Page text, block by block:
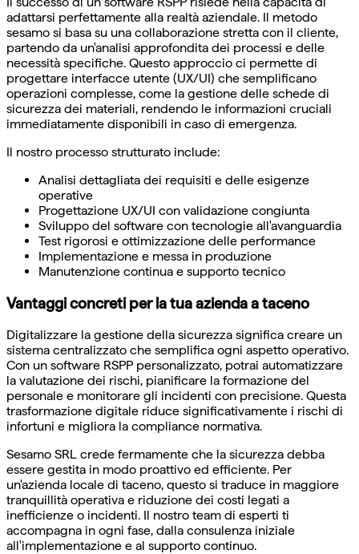
adattarsi perfettamente alla realtà aziendale. Il metodo
sesamo si basa su una collaborazione stretta con il cliente,
partendo da un'analisi approfondita dei processi e delle
necessità specifiche. Questo approccio ci permette di
progettare interfacce utente (UX/UI) che semplificano
operazioni complesse, come la gestione delle schede di
sicurezza dei materiali, rendendo le informazioni cruciali
immediatamente disponibili in caso di emergenza.
Il nostro processo strutturato include:
Analisi dettagliata dei requisiti e delle esigenze
operative
Progettazione UX/UI con validazione congiunta
Sviluppo del software con tecnologie all'avanguardia
Test rigorosi e ottimizzazione delle performance
Implementazione e messa in produzione
Manutenzione continua e supporto tecnico
Vantaggi concreti per la tua azienda a taceno
Digitalizzare la gestione della sicurezza significa creare un
sistema centralizzato che semplifica ogni aspetto operativo.
Con un software RSPP personalizzato, potrai automatizzare
la valutazione dei rischi, pianificare la formazione del
personale e monitorare gli incidenti con precisione. Questa
trasformazione digitale riduce significativamente i rischi di
infortuni e migliora la compliance normativa.
Sesamo SRL crede fermamente che la sicurezza debba
essere gestita in modo proattivo ed efficiente. Per
un'azienda locale di taceno, questo si traduce in maggiore
tranquillità operativa e riduzione dei costi legati a
inefficienze o incidenti. Il nostro team di esperti ti
accompagna in ogni fase, dalla consulenza iniziale
all'implementazione e al supporto continuo.